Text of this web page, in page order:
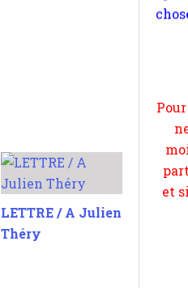
LETTRE / A Julien
Théry
et